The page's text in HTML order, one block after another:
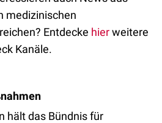
medizinischen
Entdecke hierweitere
Kanäle.
hält das Bündnis für